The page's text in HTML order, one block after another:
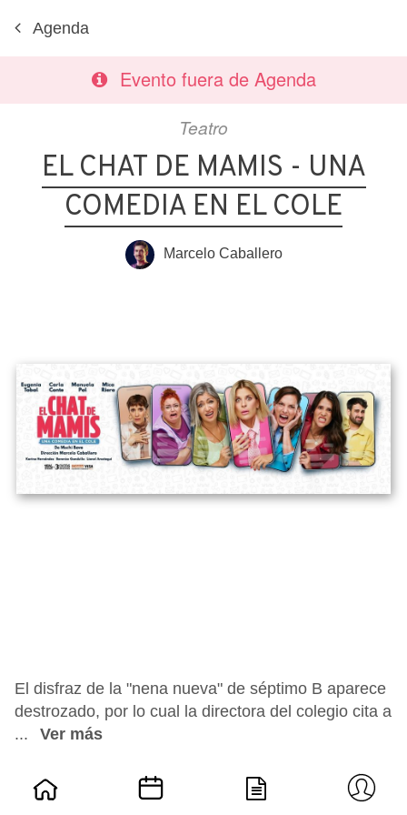
Agenda
Evento fuera de Agenda
Teatro
EL CHAT DE MAMIS - UNA
COMEDIA EN EL COLE
Marcelo Caballero
El disfraz de la "nena nueva" de séptimo B aparece
destrozado, por lo cual la directora del colegio cita a
...
Ver más